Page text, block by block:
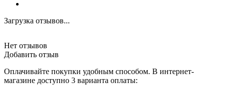
Загрузка отзывов...
Нет отзывов
Добавить отзыв
Оплачивайте покупки удобным способом. В интернет-
магазине доступно 3 варианта оплаты: